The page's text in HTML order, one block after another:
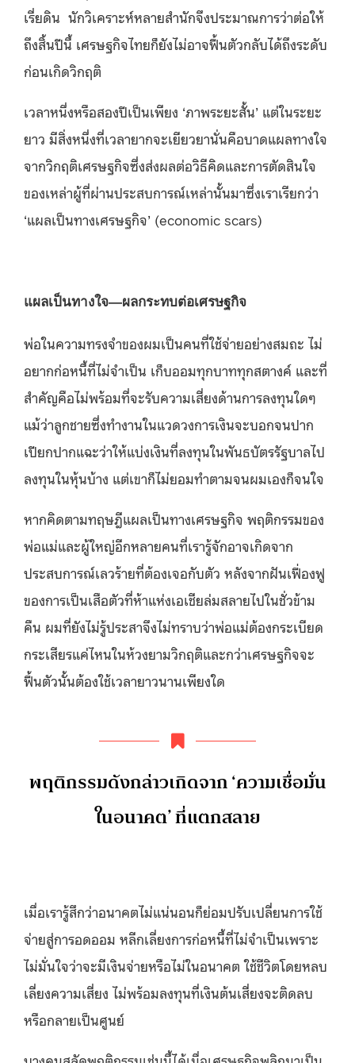
เรี่ยดิน นักวิเคราะห์หลายสำนักจึงประมาณการว่าต่อให้
ถึงสิ้นปีนี้ เศรษฐกิจไทยก็ยังไม่อาจฟื้นตัวกลับได้ถึงระดับ
ก่อนเกิดวิกฤติ
เวลาหนึ่งหรือสองปีเป็นเพียง ‘ภาพระยะสั้น’ แต่ในระยะ
ยาว มีสิ่งหนึ่งที่เวลายากจะเยียวยานั่นคือบาดแผลทางใจ
จากวิกฤติเศรษฐกิจซึ่งส่งผลต่อวิธีคิดและการตัดสินใจ
ของเหล่าผู้ที่ผ่านประสบการณ์เหล่านั้นมาซึ่งเราเรียกว่า
‘แผลเป็นทางเศรษฐกิจ’ (economic scars)
แผลเป็นทางใจ—ผลกระทบต่อเศรษฐกิจ
พ่อในความทรงจำของผมเป็นคนที่ใช้จ่ายอย่างสมถะ ไม่
อยากก่อหนี้ที่ไม่จำเป็น เก็บออมทุกบาททุกสตางค์ และที่
สำคัญคือไม่พร้อมที่จะรับความเสี่ยงด้านการลงทุนใดๆ
แม้ว่าลูกชายซึ่งทำงานในแวดวงการเงินจะบอกจนปาก
เปียกปากแฉะว่าให้แบ่งเงินที่ลงทุนในพันธบัตรรัฐบาลไป
ลงทุนในหุ้นบ้าง แต่เขาก็ไม่ยอมทำตามจนผมเองก็จนใจ
หากคิดตามทฤษฎีแผลเป็นทางเศรษฐกิจ พฤติกรรมของ
พ่อแม่และผู้ใหญ่อีกหลายคนที่เรารู้จักอาจเกิดจาก
ประสบการณ์เลวร้ายที่ต้องเจอกับตัว หลังจากฝันเฟื่องฟู
ของการเป็นเสือตัวที่ห้าแห่งเอเชียล่มสลายไปในชั่วข้าม
คืน ผมที่ยังไม่รู้ประสาจึงไม่ทราบว่าพ่อแม่ต้องกระเบียด
กระเสียรแค่ไหนในห้วงยามวิกฤติและกว่าเศรษฐกิจจะ
ฟื้นตัวนั้นต้องใช้เวลายาวนานเพียงใด
พฤติกรรมดังกล่าวเกิดจาก ‘ความเชื่อมั่น
ในอนาคต’ ที่แตกสลาย
เมื่อเรารู้สึกว่าอนาคตไม่แน่นอนก็ย่อมปรับเปลี่ยนการใช้
จ่ายสู่การอดออม หลีกเลี่ยงการก่อหนี้ที่ไม่จำเป็นเพราะ
ไม่มั่นใจว่าจะมีเงินจ่ายหรือไม่ในอนาคต ใช้ชีวิตโดยหลบ
เลี่ยงความเสี่ยง ไม่พร้อมลงทุนที่เงินต้นเสี่ยงจะติดลบ
หรือกลายเป็นศูนย์